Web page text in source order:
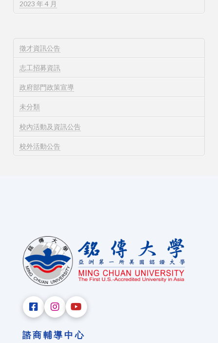
2023 年 4 月
徵才資訊公告
志工招募資訊
政府部門政策宣導
未分類
校內活動及資訊公告
校外活動公告
諮商輔導中心